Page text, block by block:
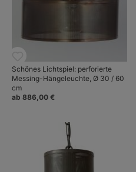
Schönes Lichtspiel: perforierte
Messing-Hängeleuchte, Ø 30 / 60
cm
ab 886,00 €